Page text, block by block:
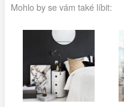
Mohlo by se vám také líbit: